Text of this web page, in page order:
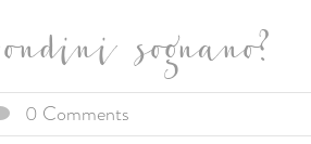
sognano?
0 Comments